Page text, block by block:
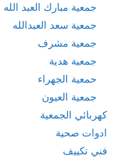
جمعية مبارك العبد الله
جمعية سعد العبدالله
جمعية مشرف
جمعية هدية
حمعية الجهراء
جمعية العيون
كهربائي الجمعية
ادوات صحية
فني تكييف